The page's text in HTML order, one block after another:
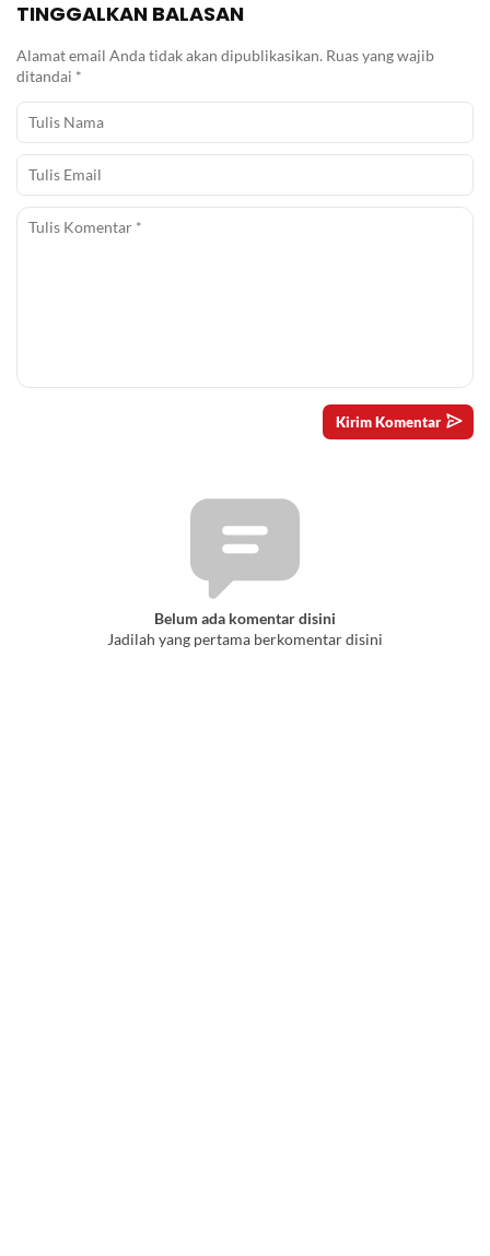
TINGGALKAN BALASAN
Alamat email Anda tidak akan dipublikasikan. Ruas yang wajib
ditandai *
Belum ada komentar disini
Jadilah yang pertama berkomentar disini